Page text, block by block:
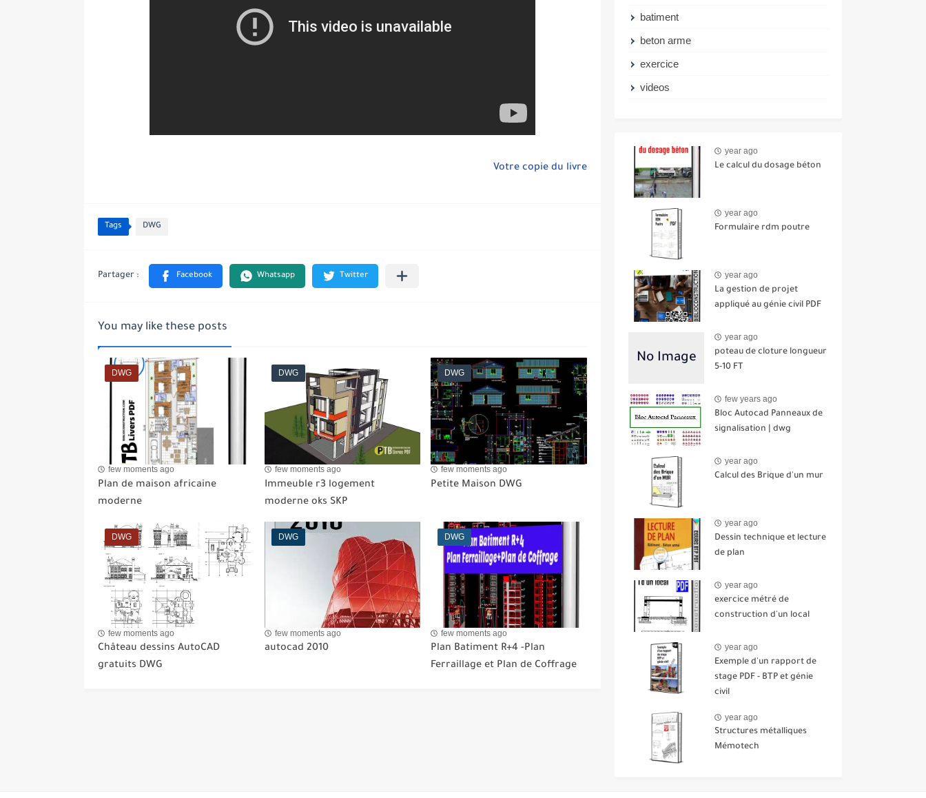
Votre copie du livre
Tags DWG
You may like these posts
DWG
few moments ago
Plan de maison africaine
moderne
DWG
few moments ago
Immeuble r3 logement
moderne oks SKP
DWG
few moments ago
Petite Maison DWG
DWG
few moments ago
Château dessins AutoCAD
gratuits DWG
DWG
few moments ago
autocad 2010
DWG
few moments ago
Plan Batiment R+4 -Plan
Ferraillage et Plan de Coffrage
batiment
beton arme
exercice
videos
year ago
Le calcul du dosage béton
year ago
Formulaire rdm poutre
year ago
La gestion de projet
appliqué au génie civil PDF
year ago
poteau de cloture longueur
5-10 FT
few years ago
Bloc Autocad Panneaux de
signalisation | dwg
year ago
Calcul des Brique d'un mur
year ago
Dessin technique et lecture
de plan
year ago
exercice métré de
construction d'un local
year ago
Exemple d'un rapport de
stage PDF - BTP et génie
civil
year ago
Structures métalliques
Mémotech